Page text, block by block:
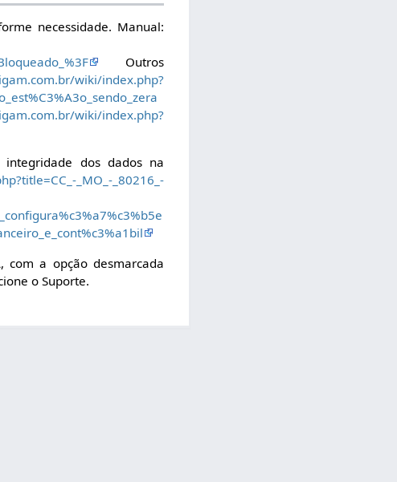
necessidade. Manual:
Outros
wiki/index.php?
wiki/index.php?
dos dados na
_MO_-_80216_-
com a opção desmarcada
o Suporte.